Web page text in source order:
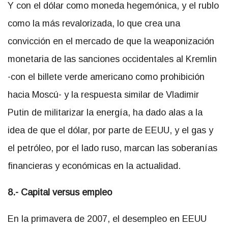
Y con el dólar como moneda hegemónica, y el rublo
como la más revalorizada, lo que crea una
convicción en el mercado de que la weaponización
monetaria de las sanciones occidentales al Kremlin
-con el billete verde americano como prohibición
hacia Moscú- y la respuesta similar de Vladimir
Putin de militarizar la energía, ha dado alas a la
idea de que el dólar, por parte de EEUU, y el gas y
el petróleo, por el lado ruso, marcan las soberanías
financieras y económicas en la actualidad.
8.- Capital versus empleo
En la primavera de 2007, el desempleo en EEUU